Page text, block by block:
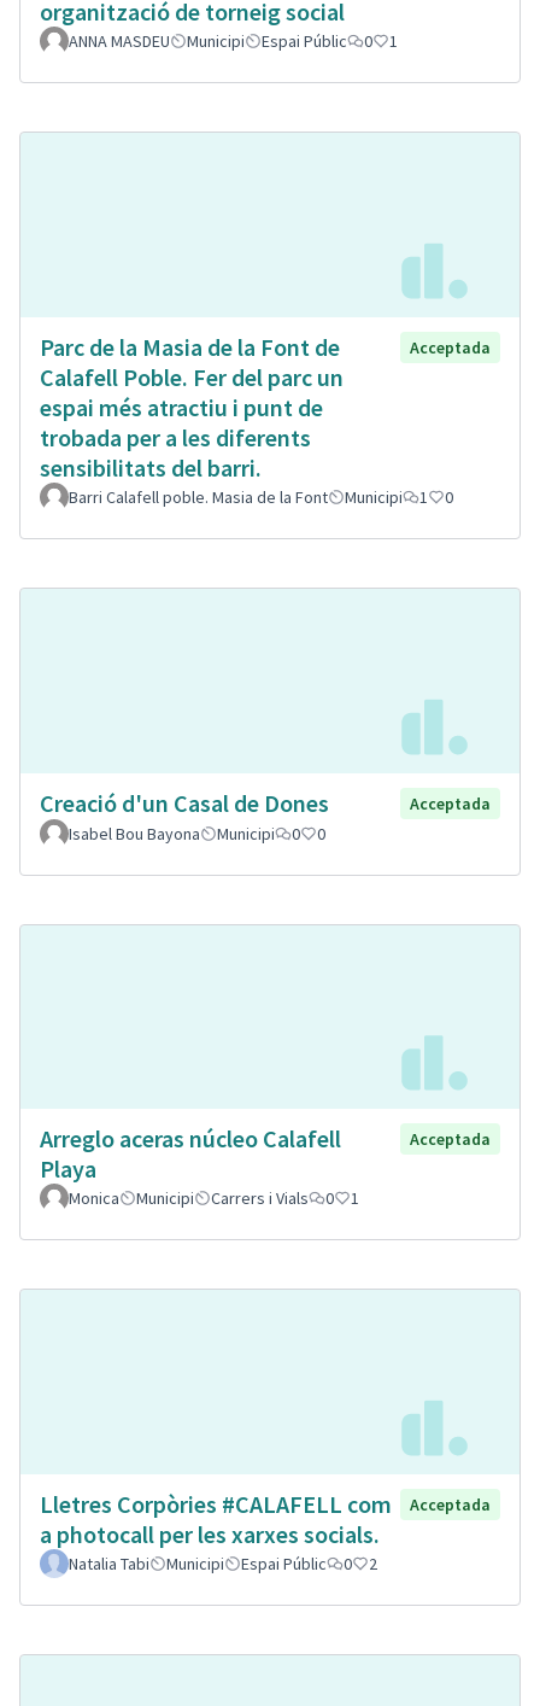
organització de torneig social
ANNA MASDEU Municipi Espai Públic 0 1
Parc de la Masia de la Font de
Calafell Poble. Fer del parc un
espai més atractiu i punt de
trobada per a les diferents
sensibilitats del barri.
Acceptada
Barri Calafell poble. Masia de la Font Municipi 1 0
Creació d'un Casal de Dones
Acceptada
Isabel Bou Bayona
Municipi 0 0
Arreglo aceras núcleo Calafell
Playa
Acceptada
Monica Municipi Carrers i Vials 0 1
Lletres Corpòries #CALAFELL com
a photocall per les xarxes socials.
Acceptada
Natalia Tabi Municipi Espai Públic 0 2